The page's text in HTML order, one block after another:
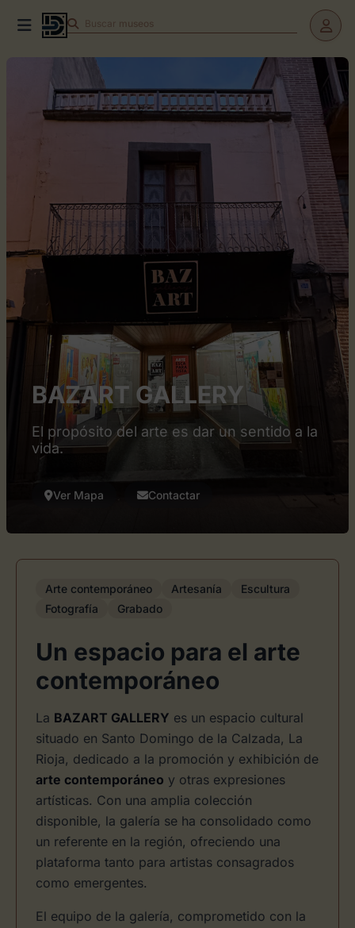
Buscar museos
BAZART GALLERY
El propósito del arte es dar un sentido a la
vida.
Ver Mapa Contactar
Arte contemporáneo Artesanía
Escultura
Fotografía
Grabado
Un espacio para el arte
contemporáneo
La BAZART GALLERY es un espacio cultural
situado en Santo Domingo de la Calzada, La
Rioja, dedicado a la promoción y exhibición de
arte contemporáneo y otras expresiones
artísticas. Con una amplia colección
disponible, la galería se ha consolidado como
un referente en la región, ofreciendo una
plataforma tanto para artistas consagrados
como emergentes.
El equipo de la galería, comprometido con la